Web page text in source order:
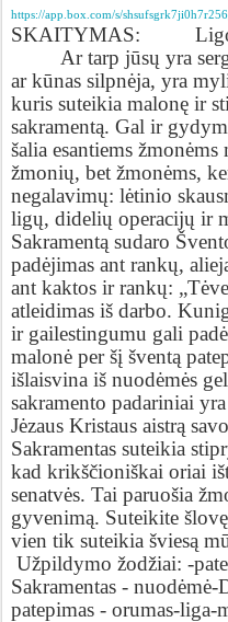
https://app.box.com/s/
SKAITYMAS:
Ar tarp jūsų yra
ar kūnas silpnėja, yra
kuris suteikia malonę ir
sakramentą. Gal ir
šalia esantiems
žmonių, bet žmonėms,
negalavimų: lėtinio
ligų, didelių operacijų ir
Sakramentą sudaro
padėjimas ant rankų,
ant kaktos ir rankų:
atleidimas iš darbo.
ir gailestingumu gali
malonė per šį šventą
išlaisvina iš nuodėmės
sakramento padariniai
Jėzaus Kristaus aistrą
Sakramentas suteikia
kad krikščioniškai oriai
senatvės. Tai paruošia
gyvenimą. Suteikite
vien tik suteikia šviesą
Užpildymo žodžiai: -
Sakramentas -
patepimas - orumas-liga-